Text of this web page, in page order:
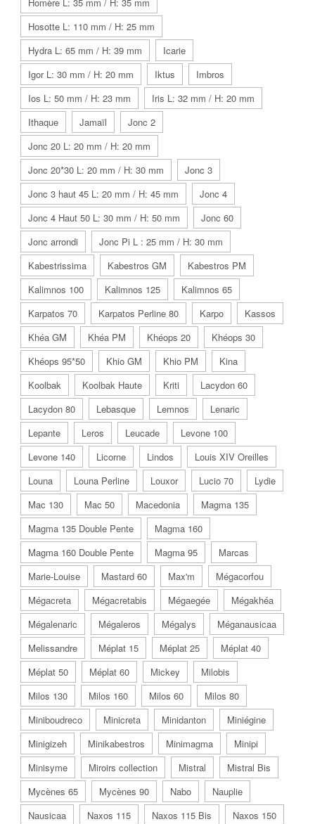
Hosotte L: 110 mm / H: 25 mm
Hydra L: 65 mm / H: 39 mm
Icarie
Igor L: 30 mm / H: 20 mm
Iktus
Imbros
Ios L: 50 mm / H: 23 mm
Iris L: 32 mm / H: 20 mm
Ithaque
Jamaïl
Jonc 2
Jonc 20 L: 20 mm / H: 20 mm
Jonc 20*30 L: 20 mm / H: 30 mm
Jonc 3
Jonc 3 haut 45 L: 20 mm / H: 45 mm
Jonc 4
Jonc 4 Haut 50 L: 30 mm / H: 50 mm
Jonc 60
Jonc arrondi
Jonc Pi L : 25 mm / H: 30 mm
Kabestrissima
Kabestros GM
Kabestros PM
Kalimnos 100
Kalimnos 125
Kalimnos 65
Karpatos 70
Karpatos Perline 80 Karpo
Kassos
Khéa GM
Khéa PM Khéops 20
Khéops 30
Khéops 95*50
Khio GM Khio PM
Kina
Koolbak
Koolbak Haute Kriti
Lacydon 60
Lacydon 80
Lebasque Lemnos
Lenaric
Lepante
Leros Leucade
Levone 100
Levone 140
Licorne Lindos
Louis XIV Oreilles
Louna
Louna Perline Louxor Lucio 70
Lydie
Mac 130
Mac 50 Macedonia
Magma 135
Magma 135 Double Pente
Magma 160
Magma 160 Double Pente
Magma 95
Marcas
Marie-Louise
Mastard 60 Max'm
Mégacorfou
Mégacreta
Mégacretabis Mégaegée
Mégakhéa
Mégalenaric
Mégaleros Mégalys
Méganausicaa
Melissandre
Méplat 15 Méplat 25
Méplat 40
Méplat 50
Méplat 60 Mickey
Milobis
Milos 130
Milos 160 Milos 60
Milos 80
Miniboudreco
Minicreta Minidanton
Miniégine
Minigizeh
Minikabestros Minimagma
Minipi
Minisyme
Miroirs collection Mistral
Mistral Bis
Mycènes 65
Mycènes 90 Nabo
Nauplie
Nausicaa
Naxos 115 Naxos 115 Bis
Naxos 150